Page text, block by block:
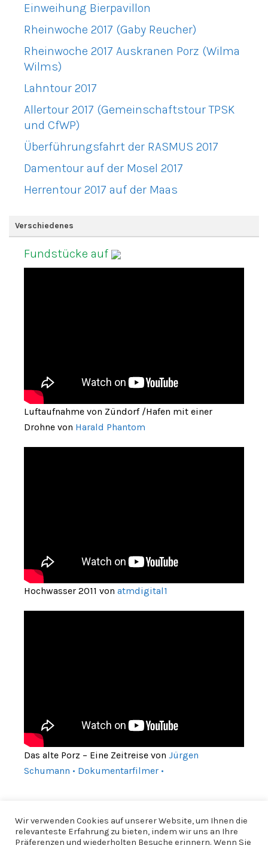
Einweihung Bierpavillon
Rheinwoche 2017 (Gaby Reucher)
Rheinwoche 2017 Auskranen Porz (Wilma
Wilms)
Lahntour 2017
Allertour 2017 (Gemeinschaftstour TPSK
und CfWP)
Überführungsfahrt der RASMUS 2017
Damentour auf der Mosel 2017
Herrentour 2017 auf der Maas
Verschiedenes
Fundstücke auf
Luftaufnahme von Zündorf /Hafen mit einer
Drohne von Harald Phantom
Hochwasser 2011 von atmdigital1
Das alte Porz – Eine Zeitreise von Jürgen
Schumann • Dokumentarfilmer •
Wir verwenden Cookies auf unserer Website, um Ihnen die
relevanteste Erfahrung zu bieten, indem wir uns an Ihre
Präferenzen und wiederholten Besuche erinnern. Wenn Sie